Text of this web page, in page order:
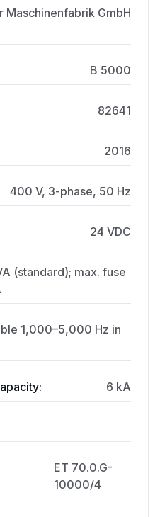
Maschinenfabrik GmbH
B 5000
82641
2016
400 V, 3-phase, 50 Hz
24 VDC
(standard); max. fuse
1,000–5,000 Hz in
6 kA
ET 70.0.G-
10000/4